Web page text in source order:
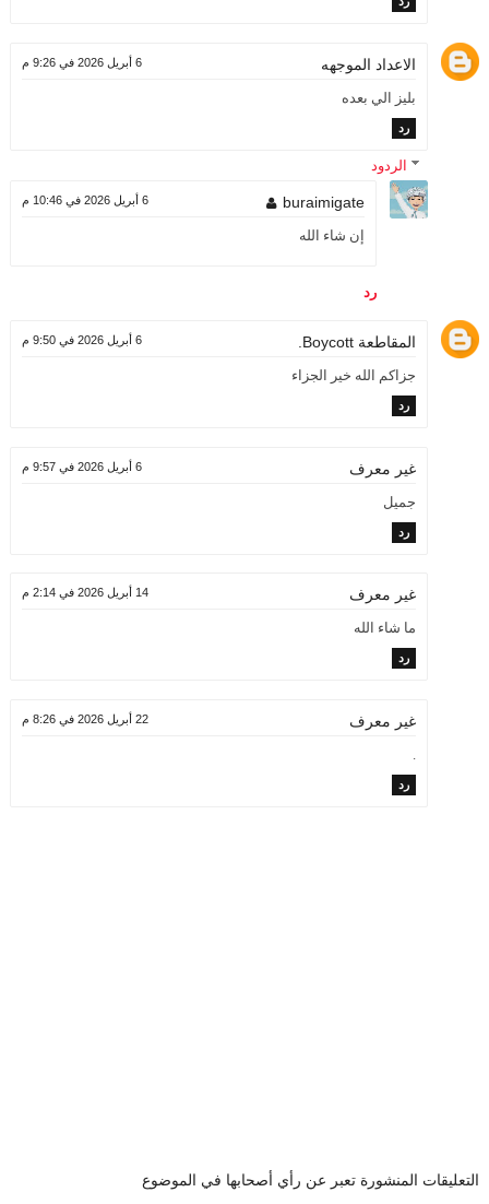
الاعداد الموجهه 6 أبريل 2026 في 9:26 م
بليز الي بعده
رد
الردود
buraimigate 6 أبريل 2026 في 10:46 م
إن شاء الله
رد
المقاطعة Boycott. 6 أبريل 2026 في 9:50 م
جزاكم الله خير الجزاء
رد
غير معرف 6 أبريل 2026 في 9:57 م
جميل
رد
غير معرف 14 أبريل 2026 في 2:14 م
ما شاء الله
رد
غير معرف 22 أبريل 2026 في 8:26 م
رد
التعليقات المنشورة تعبر عن رأي أصحابها في الموضوع